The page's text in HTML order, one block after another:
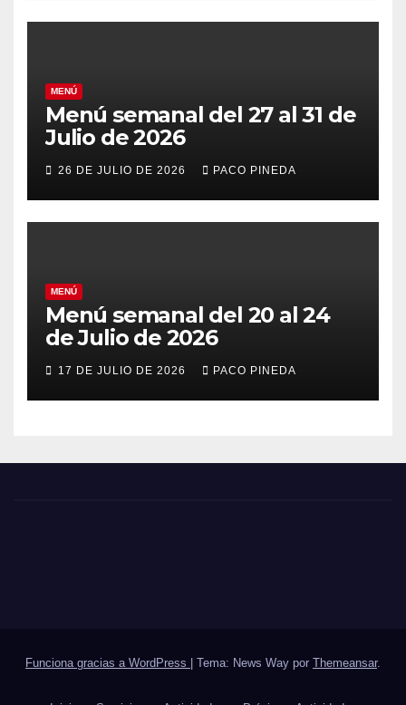
MENÚ
Menú semanal del 27 al 31 de
Julio de 2026
26 DE JULIO DE 2026 PACO PINEDA
MENÚ
Menú semanal del 20 al 24
de Julio de 2026
17 DE JULIO DE 2026 PACO PINEDA
Funciona gracias a WordPress Tema: News Way por Themeansar.